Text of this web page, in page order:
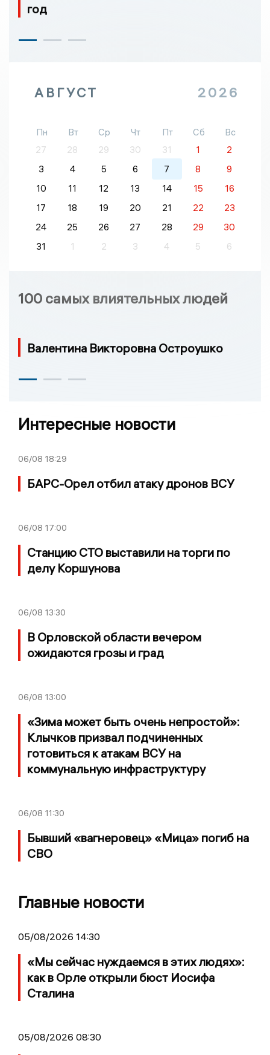
год
АВГУСТ 2026
Пн Вт Ср Чт Пт Сб
Вс
27
28 29 30 31 1
2
3
4 5 6 7 8
9
10
11 12 13 14 15
16
17
18 19 20 21 22
23
24
25 26 27 28 29
30
31
1 2 3 4 5 6
100 самых влиятельных людей
Валентина Викторовна Остроушко
Интересные новости
06/08 18:29
БАРС-Орел отбил атаку дронов ВСУ
06/08 17:00
Станцию СТО выставили на торги по
делу Коршунова
06/08 13:30
В Орловской области вечером
ожидаются грозы и град
06/08 13:00
«Зима может быть очень непростой»:
Клычков призвал подчиненных
готовиться к атакам ВСУ на
коммунальную инфраструктуру
06/08 11:30
Бывший «вагнеровец» «Мица» погиб на
СВО
Главные новости
05/08/2026 14:30
«Мы сейчас нуждаемся в этих людях»:
как в Орле открыли бюст Иосифа
Сталина
05/08/2026 08:30